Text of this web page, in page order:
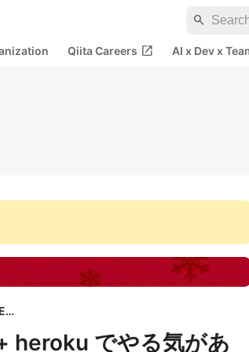
search
Qiita Careers open_in_new AI x Dev x
株式会社ACCESS
heroku でやる気があ